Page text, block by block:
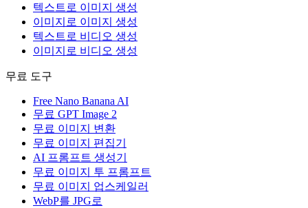
텍스트로 이미지 생성
이미지로 이미지 생성
텍스트로 비디오 생성
이미지로 비디오 생성
무료 도구
Free Nano Banana AI
무료 GPT Image 2
무료 이미지 변환
무료 이미지 편집기
AI 프롬프트 생성기
무료 이미지 투 프롬프트
무료 이미지 업스케일러
WebP를 JPG로